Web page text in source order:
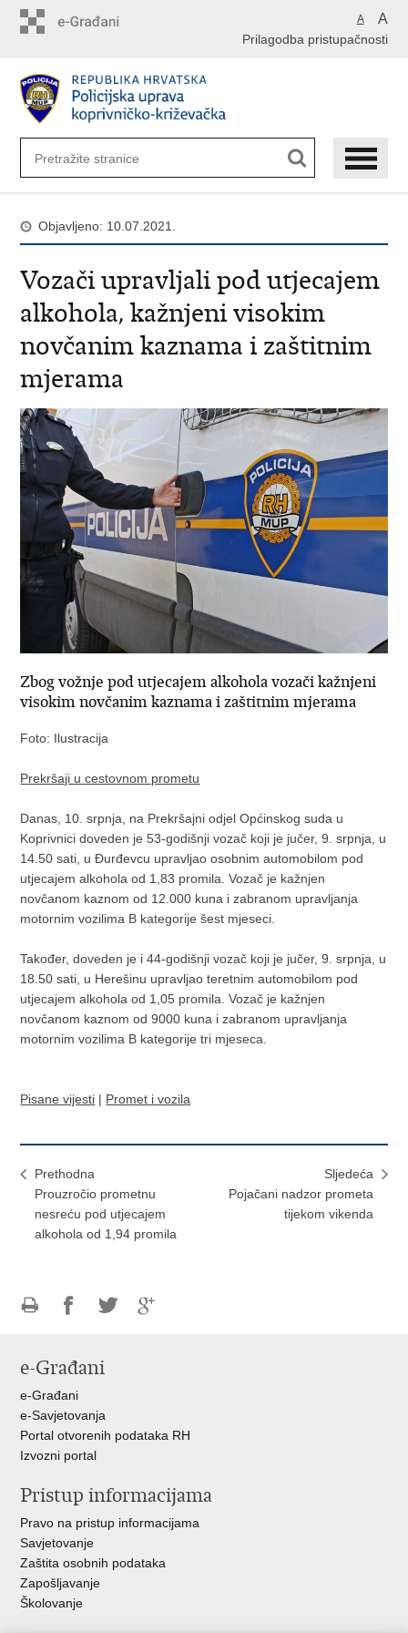
A A
Prilagodba pristupačnosti
Objavljeno: 10.07.2021.
Vozači upravljali pod utjecajem
alkohola, kažnjeni visokim
novčanim kaznama i zaštitnim
mjerama
Zbog vožnje pod utjecajem alkohola vozači kažnjeni
visokim novčanim kaznama i zaštitnim mjerama
Foto: Ilustracija
Prekršaji u cestovnom prometu
Danas, 10. srpnja, na Prekršajni odjel Općinskog suda u
Koprivnici doveden je 53-godišnji vozač koji je jučer, 9. srpnja, u
14.50 sati, u Đurđevcu upravljao osobnim automobilom pod
utjecajem alkohola od 1,83 promila. Vozač je kažnjen
novčanom kaznom od 12.000 kuna i zabranom upravljanja
motornim vozilima B kategorije šest mjeseci.
Također, doveden je i 44-godišnji vozač koji je jučer, 9. srpnja, u
18.50 sati, u Herešinu upravljao teretnim automobilom pod
utjecajem alkohola od 1,05 promila. Vozač je kažnjen
novčanom kaznom od 9000 kuna i zabranom upravljanja
motornim vozilima B kategorije tri mjeseca.
Pisane vijesti | Promet i vozila
Prethodna
Prouzročio prometnu
nesreću pod utjecajem
alkohola od 1,94 promila
Sljedeća
Pojačani nadzor prometa
tijekom vikenda
FacebookuTwitteru
e-Građani
e-Građani
e-Savjetovanja
Portal otvorenih podataka RH
Izvozni portal
Pristup informacijama
Pravo na pristup informacijama
Savjetovanje
Zaštita osobnih podataka
Zapošljavanje
Školovanje